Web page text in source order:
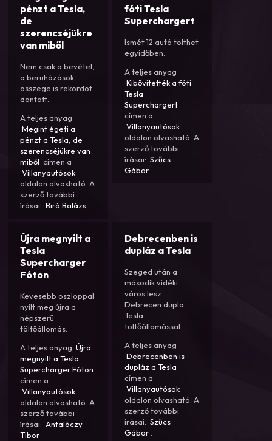
pénzt a Tesla,
de
szerencséjükre
van miből
Nem csak a bevétel,
a beruházások
összege is rekordot
döntött.
A teljes anyag
Megint égeti a
pénzt a Tesla, de
szerencséjükre van
miből címen a
Villanyautósok
oldalon olvasható. A
szerző további
írásai: Biró Balázs
fóti Tesla
Superchargert
Ismét 12 autó tölthet
egyidőben.
A teljes anyag
Kibővítették a fóti
Tesla
Superchargert
címen a
Villanyautósok
oldalon olvasható. A
szerző további
írásai: Szűcs
Gábor
Újra megnyilt a
Tesla
Supercharger
Fóton
Kevesebb oszloppal
nyílt meg újra a
népszerű
töltőállomás.
A teljes anyag Újra
megnyilt a Tesla
Supercharger Fóton
címen a
Villanyautósok
oldalon olvasható. A
szerző további
írásai: Antalóczy
Tibor .
Debrecenben is
dupláz a Tesla
Szeged után a
második vidéki
város lesz
Debrecen dupla
Tesla
töltőállomással.
A teljes anyag
Debrecenben is
dupláz a Tesla
címen a
Villanyautósok
oldalon olvasható. A
szerző további
írásai: Szűcs
Gábor .